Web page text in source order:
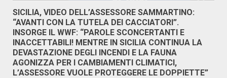
SICILIA, VIDEO DELL’ASSESSORE SAMMARTINO:
“AVANTI CON LA TUTELA DEI CACCIATORI”.
INSORGE IL WWF: “PAROLE SCONCERTANTI E
INACCETTABILI! MENTRE IN SICILIA CONTINUA LA
DEVASTAZIONE DEGLI INCENDI E LA FAUNA
AGONIZZA PER I CAMBIAMENTI CLIMATICI,
L’ASSESSORE VUOLE PROTEGGERE LE DOPPIETTE”